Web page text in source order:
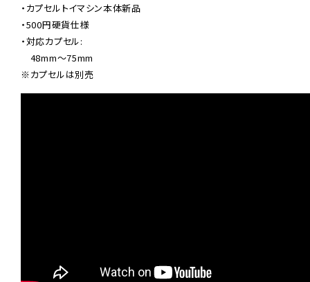
・カプセルトイマシン本体新品
・500円硬貨仕様
・対応カプセル:
※カプセルは別売